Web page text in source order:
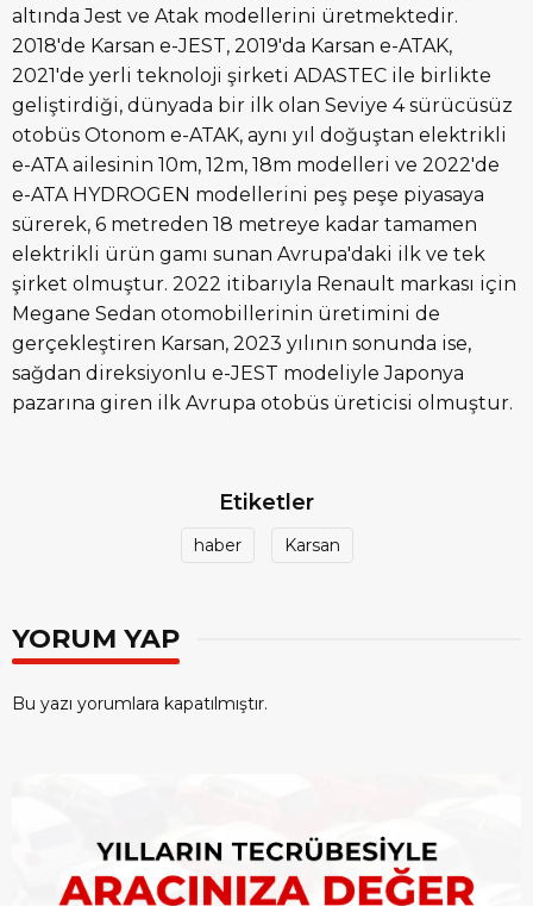
altında Jest ve Atak modellerini üretmektedir.
2018'de Karsan e-JEST, 2019'da Karsan e-ATAK,
2021'de yerli teknoloji şirketi ADASTEC ile birlikte
geliştirdiği, dünyada bir ilk olan Seviye 4 sürücüsüz
otobüs Otonom e-ATAK, aynı yıl doğuştan elektrikli
e-ATA ailesinin 10m, 12m, 18m modelleri ve 2022'de
e-ATA HYDROGEN modellerini peş peşe piyasaya
sürerek, 6 metreden 18 metreye kadar tamamen
elektrikli ürün gamı sunan Avrupa'daki ilk ve tek
şirket olmuştur. 2022 itibarıyla Renault markası için
Megane Sedan otomobillerinin üretimini de
gerçekleştiren Karsan, 2023 yılının sonunda ise,
sağdan direksiyonlu e-JEST modeliyle Japonya
pazarına giren ilk Avrupa otobüs üreticisi olmuştur.
Etiketler
haber Karsan
YORUM YAP
Bu yazı yorumlara kapatılmıştır.